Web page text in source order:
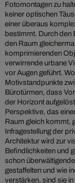
Fotomontagen zu
keiner optischen
einer überaus
bestimmt. Durch den
den Raum
komprimierenden
verwirrende urbane
vor Augen geführt.
Motivstandpunkte
Bürotürmen, dass
der Horizont
Perspektive, das
Raum gleich kommt,
Infragestellung der
Architektur wird zur
Befindlichkeiten und
schon
gestaffelten und wie
verstärken, sind sie